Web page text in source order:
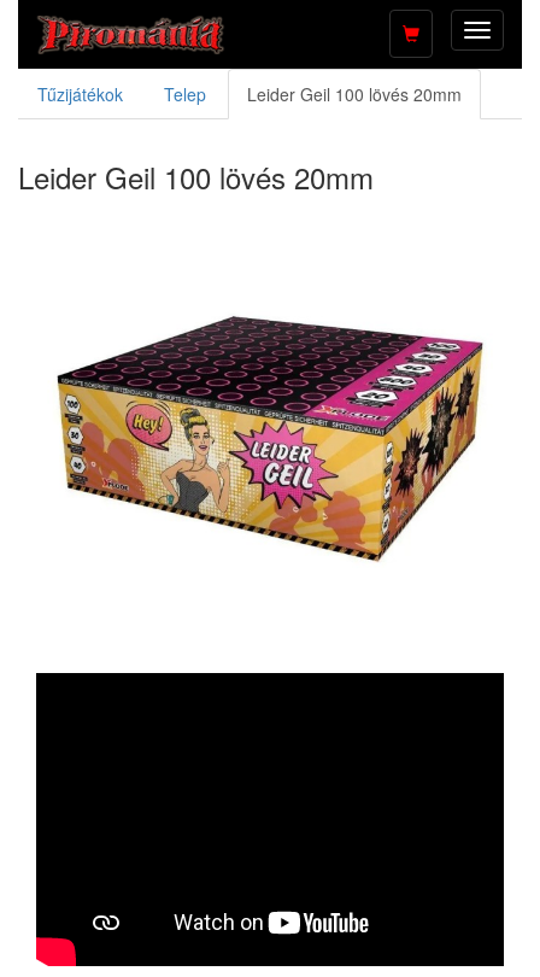
Toggle
Tűzijátékok
Telep Leider Geil 100 lövés 20mm
Leider Geil 100 lövés 20mm